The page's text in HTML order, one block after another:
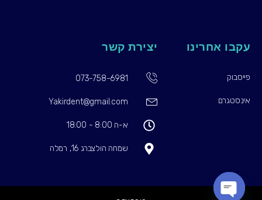
עקבו אחרינו
פייסבוק
אינסטגרם
יצירת קשר
073-758-6981
Yakirdent@gmail.com
א-ה 8:00 - 18:00
שמחה הולצברג 16, רמלה